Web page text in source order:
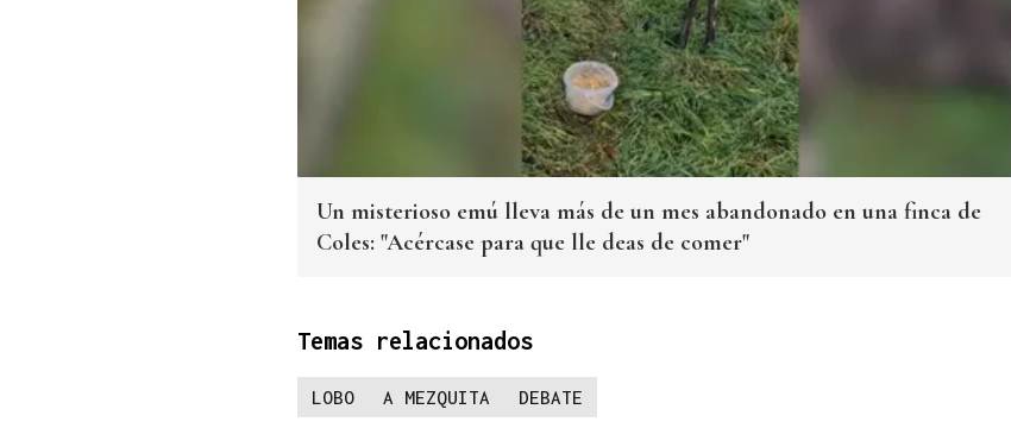
Un misterioso emú lleva más de un mes abandonado en una finca de
Coles: "Acércase para que lle deas de comer"
Temas relacionados
LOBO A MEZQUITA DEBATE